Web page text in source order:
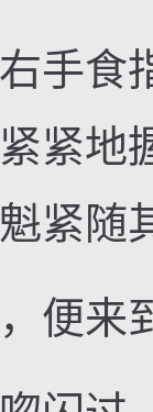
食
紧地
紧随
来